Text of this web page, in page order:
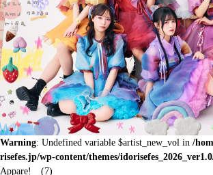
Warning: Undefined variable $artist_new_vol in /
risefes.jp/wp-content/themes/
Appare! (7)